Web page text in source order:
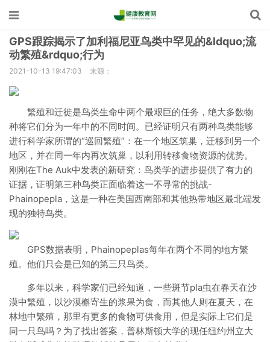
GPS跟踪揭示了加利福尼亚鸟类中罕见的&ldquo;流
动繁殖&rdquo;行为
2021-10-13 19:47:03 来源：
繁殖和迁徙是鸟类生命中两个最艰巨的任务，绝大多数物
种将它们分为一年中的不同时间。已经证明只有两种鸟类能够
进行科学家所谓的“巡回繁殖”：在一个地区筑巢，迁移到另一个
地区，并在同一年内再次筑巢，以利用转移食物资源的优势。
刚刚在The Auk中发表的新研究：鸟类学的进步提供了有力的
证据，证明第三种鸟类正面临着这一不寻常的挑战-
Phainopepla，这是一种在美国西南部和其他热带地区最北端发
现的独特鸟类。
GPS数据表明，Phainopeplas每年在两个不同的地方繁
殖。他们只会是已知的第三只鸟类。
多年以来，科学家们已经知道，一些斑节pla虫在春天在沙
漠中繁殖，以沙漠槲寄生的浆果为食，而其他人则在夏天，在
林地中繁殖，那里有更多的食物可供食用，但是实际上它们是
同一只鸟吗？为了找出答案，普林斯顿大学的现任纽约州立大